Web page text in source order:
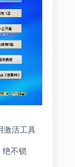
激活工具
绝不锁